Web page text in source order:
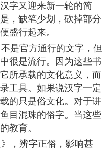
字又迎来新一轮的简
，缺笔少划，砍掉部分
盛行起来。
是官方通行的文字，但
很是流行。因为这些书
所承载的文化意义，而
工具。如果说汉字一定
的只是俗文化。对于讲
目混珠的俗字。当这些
教育。
，辨字正俗，影响甚